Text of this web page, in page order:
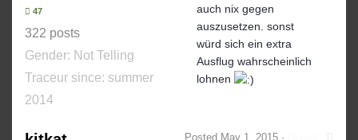
47
322 posts
Gender: Not Telling
Traceur since: summer
2014
auch nix gegen
auszusetzen. sonst
würd sich ein extra
Ausflug wahrscheinlich
lohnen
Posted May 1, 2015 ·